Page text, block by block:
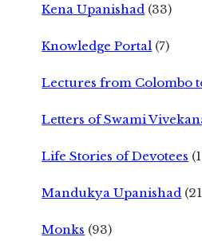
Kena Upanishad (33)
Knowledge Portal (7)
Lectures from Colombo
Letters of Swami
Life Stories of Devotees
Mandukya Upanishad
Monks (93)